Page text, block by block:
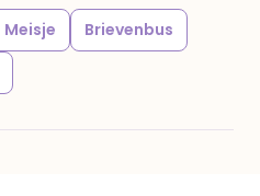
Meisje
Brievenbus